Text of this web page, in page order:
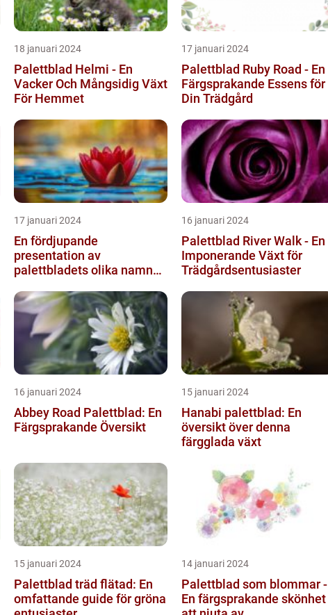
18 januari 2024
Palettblad Helmi - En
Vacker Och Mångsidig Växt
För Hemmet
17 januari 2024
Palettblad Ruby Road - En
Färgsprakande Essens för
Din Trädgård
17 januari 2024
En fördjupande
presentation av
palettbladets olika namn
16 januari 2024
Palettblad River Walk - En
Imponerande Växt för
Trädgårdsentusiaster
16 januari 2024
Abbey Road Palettblad: En
Färgsprakande Översikt
15 januari 2024
Hanabi palettblad: En
översikt över denna
färgglada växt
15 januari 2024
Palettblad träd flätad: En
omfattande guide för gröna
14 januari 2024
Palettblad som blommar -
En färgsprakande skönhet